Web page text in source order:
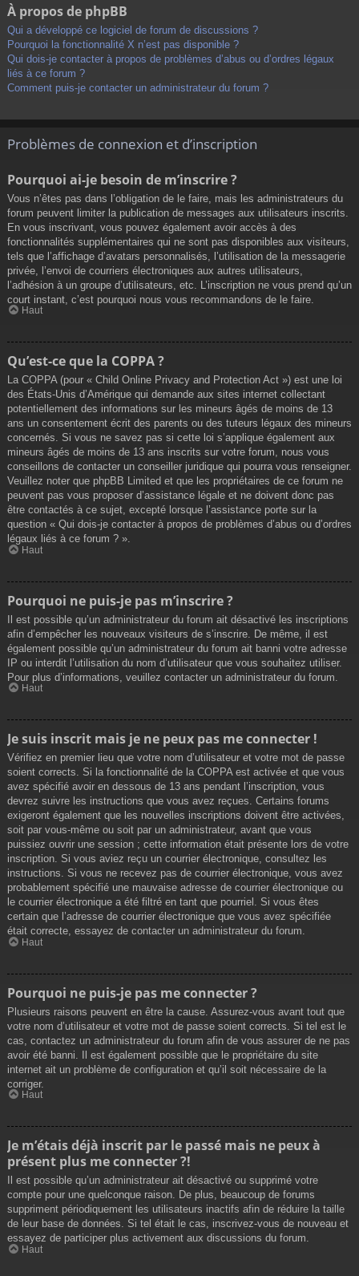
À propos de phpBB
Qui a développé ce logiciel de forum de discussions ?
Pourquoi la fonctionnalité X n’est pas disponible ?
Qui dois-je contacter à propos de problèmes d’abus ou d’ordres légaux
liés à ce forum ?
Comment puis-je contacter un administrateur du forum ?
Problèmes de connexion et d’inscription
Pourquoi ai-je besoin de m’inscrire ?
Vous n’êtes pas dans l’obligation de le faire, mais les administrateurs du
forum peuvent limiter la publication de messages aux utilisateurs inscrits.
En vous inscrivant, vous pouvez également avoir accès à des
fonctionnalités supplémentaires qui ne sont pas disponibles aux visiteurs,
tels que l’affichage d’avatars personnalisés, l’utilisation de la messagerie
privée, l’envoi de courriers électroniques aux autres utilisateurs,
l’adhésion à un groupe d’utilisateurs, etc. L’inscription ne vous prend qu’un
court instant, c’est pourquoi nous vous recommandons de le faire.
Haut
Qu’est-ce que la COPPA ?
La COPPA (pour « Child Online Privacy and Protection Act ») est une loi
des États-Unis d’Amérique qui demande aux sites internet collectant
potentiellement des informations sur les mineurs âgés de moins de 13
ans un consentement écrit des parents ou des tuteurs légaux des mineurs
concernés. Si vous ne savez pas si cette loi s’applique également aux
mineurs âgés de moins de 13 ans inscrits sur votre forum, nous vous
conseillons de contacter un conseiller juridique qui pourra vous renseigner.
Veuillez noter que phpBB Limited et que les propriétaires de ce forum ne
peuvent pas vous proposer d’assistance légale et ne doivent donc pas
être contactés à ce sujet, excepté lorsque l’assistance porte sur la
question « Qui dois-je contacter à propos de problèmes d’abus ou d’ordres
légaux liés à ce forum ? ».
Haut
Pourquoi ne puis-je pas m’inscrire ?
Il est possible qu’un administrateur du forum ait désactivé les inscriptions
afin d’empêcher les nouveaux visiteurs de s’inscrire. De même, il est
également possible qu’un administrateur du forum ait banni votre adresse
IP ou interdit l’utilisation du nom d’utilisateur que vous souhaitez utiliser.
Pour plus d’informations, veuillez contacter un administrateur du forum.
Haut
Je suis inscrit mais je ne peux pas me connecter !
Vérifiez en premier lieu que votre nom d’utilisateur et votre mot de passe
soient corrects. Si la fonctionnalité de la COPPA est activée et que vous
avez spécifié avoir en dessous de 13 ans pendant l’inscription, vous
devrez suivre les instructions que vous avez reçues. Certains forums
exigeront également que les nouvelles inscriptions doivent être activées,
soit par vous-même ou soit par un administrateur, avant que vous
puissiez ouvrir une session ; cette information était présente lors de votre
inscription. Si vous aviez reçu un courrier électronique, consultez les
instructions. Si vous ne recevez pas de courrier électronique, vous avez
probablement spécifié une mauvaise adresse de courrier électronique ou
le courrier électronique a été filtré en tant que pourriel. Si vous êtes
certain que l’adresse de courrier électronique que vous avez spécifiée
était correcte, essayez de contacter un administrateur du forum.
Haut
Pourquoi ne puis-je pas me connecter ?
Plusieurs raisons peuvent en être la cause. Assurez-vous avant tout que
votre nom d’utilisateur et votre mot de passe soient corrects. Si tel est le
cas, contactez un administrateur du forum afin de vous assurer de ne pas
avoir été banni. Il est également possible que le propriétaire du site
internet ait un problème de configuration et qu’il soit nécessaire de la
corriger.
Haut
Je m’étais déjà inscrit par le passé mais ne peux à
présent plus me connecter ?!
Il est possible qu’un administrateur ait désactivé ou supprimé votre
compte pour une quelconque raison. De plus, beaucoup de forums
suppriment périodiquement les utilisateurs inactifs afin de réduire la taille
de leur base de données. Si tel était le cas, inscrivez-vous de nouveau et
essayez de participer plus activement aux discussions du forum.
Haut